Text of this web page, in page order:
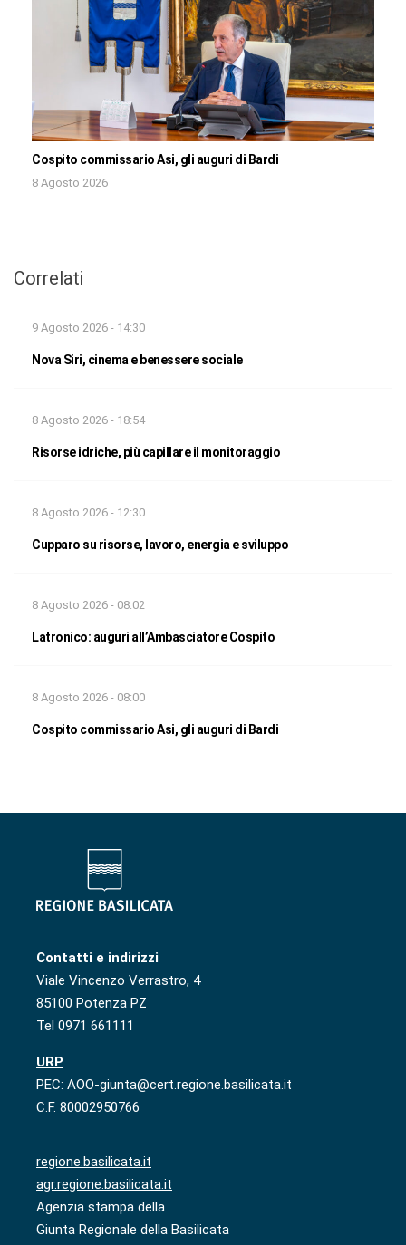
Cospito commissario Asi, gli auguri di Bardi
8 Agosto 2026
Correlati
9 Agosto 2026 - 14:30
Nova Siri, cinema e benessere sociale
8 Agosto 2026 - 18:54
Risorse idriche, più capillare il monitoraggio
8 Agosto 2026 - 12:30
Cupparo su risorse, lavoro, energia e sviluppo
8 Agosto 2026 - 08:02
Latronico: auguri all’Ambasciatore Cospito
8 Agosto 2026 - 08:00
Cospito commissario Asi, gli auguri di Bardi
Contatti e indirizzi
Viale Vincenzo Verrastro, 4
85100 Potenza PZ
Tel 0971 661111
URP
PEC: AOO-giunta@cert.regione.basilicata.it
C.F. 80002950766
regione.basilicata.it
agr.regione.basilicata.it
Agenzia stampa della
Giunta Regionale della Basilicata